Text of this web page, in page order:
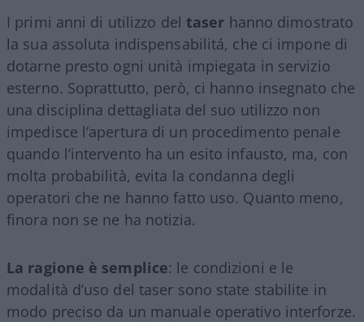
I primi anni di utilizzo del taser hanno dimostrato
la sua assoluta indispensabilitá, che ci impone di
dotarne presto ogni unità impiegata in servizio
esterno. Soprattutto, però, ci hanno insegnato che
una disciplina dettagliata del suo utilizzo non
impedisce l’apertura di un procedimento penale
quando l’intervento ha un esito infausto, ma, con
molta probabilità, evita la condanna degli
operatori che ne hanno fatto uso. Quanto meno,
finora non se ne ha notizia.
La ragione è semplice: le condizioni e le
modalità d’uso del taser sono state stabilite in
modo preciso da un manuale operativo interforze.